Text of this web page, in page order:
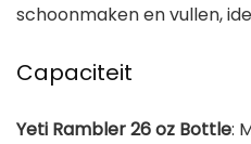
schoonmaken en vullen,
Capaciteit
Yeti Rambler 26 oz Bottle: